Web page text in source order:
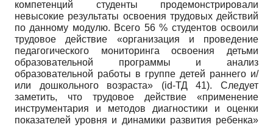
компетенций студенты продемонстрировали
невысокие результаты освоения трудовых действий
по данному модулю. Всего 56 % студентов освоили
трудовое действие «организация и проведение
педагогического мониторинга освоения детьми
образовательной программы и анализ
образовательной работы в группе детей раннего и/
или дошкольного возраста» (id-ТД 41). Следует
заметить, что трудовое действие «применение
инструментария и методов диагностики и оценки
показателей уровня и динамики развития ребенка»